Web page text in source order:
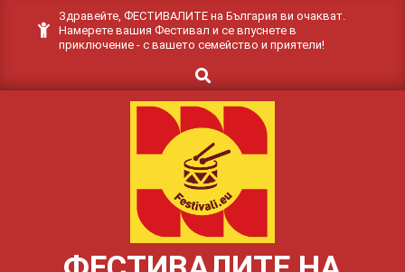
Здравейте, ФЕСТИВАЛИТЕ на България ви очакват.
Намерете вашия Фестивал и се впуснете в
приключение - с вашето семейство и приятели!
Search